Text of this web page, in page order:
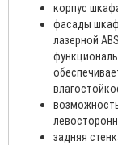
корпус
фасады
лазерной
задняя